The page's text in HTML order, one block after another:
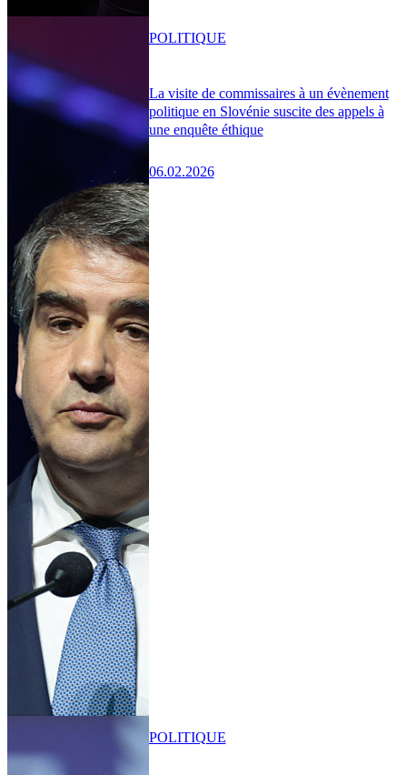
La visite de commissaires à un évènement
politique en Slovénie suscite des appels à
une enquête éthique
06.02.2026
POLITIQUE
POLITIQUE